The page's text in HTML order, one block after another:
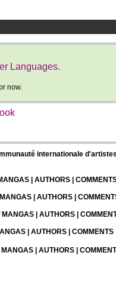
Languages.
now.
internationale
| AUTHORS |
| AUTHORS |
MANGAS | AUTHORS |
| AUTHORS | COMMENTS
MANGAS | AUTHORS |